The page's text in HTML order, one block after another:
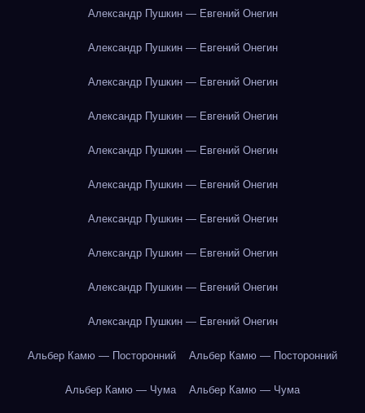
Александр Пушкин — Евгений Онегин
Александр Пушкин — Евгений Онегин
Александр Пушкин — Евгений Онегин
Александр Пушкин — Евгений Онегин
Александр Пушкин — Евгений Онегин
Александр Пушкин — Евгений Онегин
Александр Пушкин — Евгений Онегин
Александр Пушкин — Евгений Онегин
Александр Пушкин — Евгений Онегин
Александр Пушкин — Евгений Онегин
Альбер Камю — Посторонний Альбер Камю — Посторонний
Альбер Камю — Чума Альбер Камю — Чума